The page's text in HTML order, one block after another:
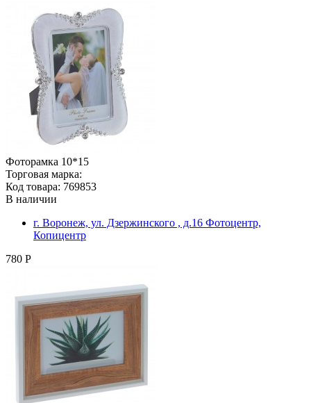
Фоторамка 10*15
Торговая марка:
Код товара: 769853
В наличии
г. Воронеж, ул. Дзержинского , д.16 Фотоцентр,
Копицентр
780 Р